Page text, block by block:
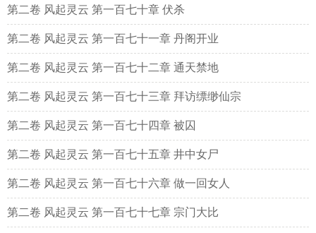
第二卷 风起灵云 第一百七十章 伏杀
第二卷 风起灵云 第一百七十一章 丹阁开业
第二卷 风起灵云 第一百七十二章 通天禁地
第二卷 风起灵云 第一百七十三章 拜访缥缈仙宗
第二卷 风起灵云 第一百七十四章 被囚
第二卷 风起灵云 第一百七十五章 井中女尸
第二卷 风起灵云 第一百七十六章 做一回女人
第二卷 风起灵云 第一百七十七章 宗门大比